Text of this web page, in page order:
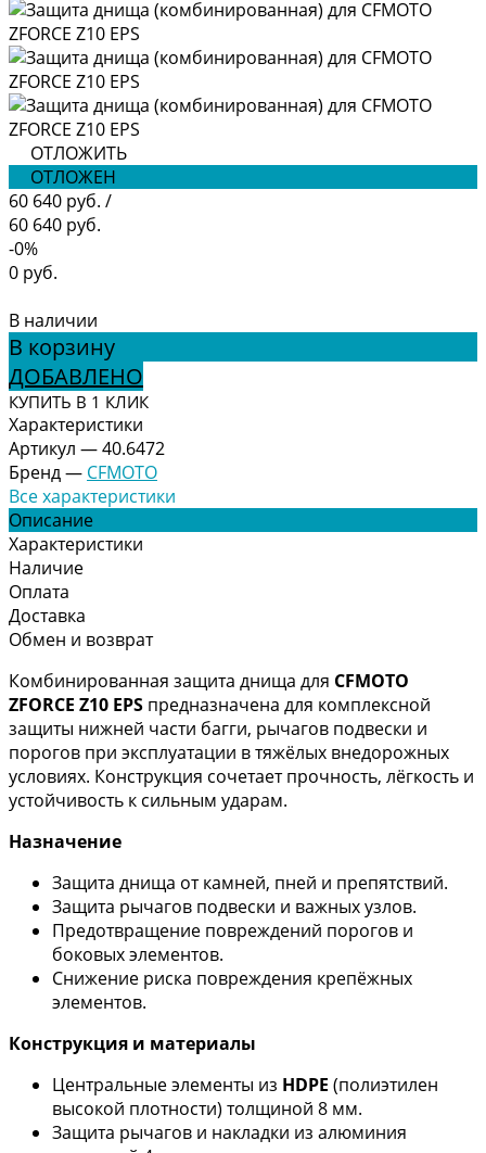
ОТЛОЖИТЬ
ОТЛОЖЕН
60 640 руб. /
60 640 руб.
-0%
0 руб.
В наличии
В корзину
ДОБАВЛЕНО
КУПИТЬ В 1 КЛИК
Характеристики
Артикул —40.6472
Бренд— CFMOTO
Все характеристики
Описание
Характеристики
Наличие
Оплата
Доставка
Обмен и возврат
Комбинированная защита днища для CFMOTO
ZFORCE Z10 EPS предназначена для комплексной
защиты нижней части багги, рычагов подвески и
порогов при эксплуатации в тяжёлых внедорожных
условиях. Конструкция сочетает прочность, лёгкость и
устойчивость к сильным ударам.
Назначение
Защита днища от камней, пней и препятствий.
Защита рычагов подвески и важных узлов.
Предотвращение повреждений порогов и
боковых элементов.
Снижение риска повреждения крепёжных
элементов.
Конструкция и материалы
Центральные элементы из HDPE (полиэтилен
высокой плотности) толщиной 8 мм.
Защита рычагов и накладки из алюминия